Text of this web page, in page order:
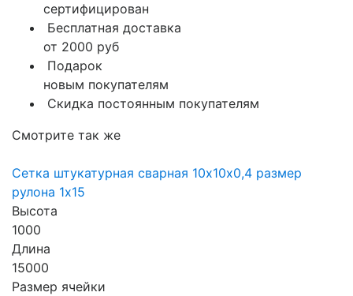
сертифицирован
Бесплатная доставка
от 2000 руб
Подарок
новым покупателям
Скидка постоянным покупателям
Смотрите так же
Сетка штукатурная сварная 10х10х0,4 размер
рулона 1х15
Высота
1000
Длина
15000
Размер ячейки